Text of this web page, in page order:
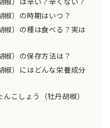
椒）の時期はいつ？
椒）の種は食べる？実は
椒）の保存方法は？
椒）にはどんな栄養成分
こしょう（牡丹胡椒）